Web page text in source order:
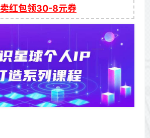
红包领30-8元券